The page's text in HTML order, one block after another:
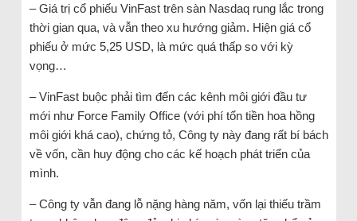
– Giá trị cổ phiếu VinFast trên sàn Nasdaq rung lắc trong
thời gian qua, và vẫn theo xu hướng giảm. Hiện giá cổ
phiếu ở mức 5,25 USD, là mức quá thấp so với kỳ
vọng…
– VinFast buộc phải tìm đến các kênh môi giới đầu tư
mới như Force Family Office (với phí tổn tiền hoa hồng
môi giới khá cao), chứng tỏ, Công ty này đang rất bí bách
về vốn, cần huy động cho các kế hoạch phát triển của
mình.
– Công ty vẫn đang lỗ nặng hàng năm, vốn lại thiếu trầm